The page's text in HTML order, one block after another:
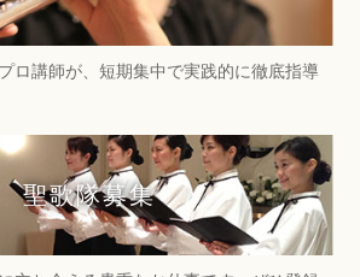
ロ講師が、短期集中で実践的に徹底指導
聖歌隊募集